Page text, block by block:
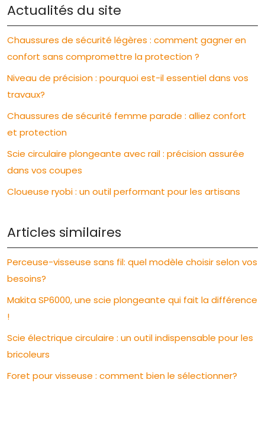
Actualités du site
Chaussures de sécurité légères : comment gagner en
confort sans compromettre la protection ?
Niveau de précision : pourquoi est-il essentiel dans vos
travaux?
Chaussures de sécurité femme parade : alliez confort
et protection
Scie circulaire plongeante avec rail : précision assurée
dans vos coupes
Cloueuse ryobi : un outil performant pour les artisans
Articles similaires
Perceuse-visseuse sans fil: quel modèle choisir selon vos
besoins?
Makita SP6000, une scie plongeante qui fait la différence
!
Scie électrique circulaire : un outil indispensable pour les
bricoleurs
Foret pour visseuse : comment bien le sélectionner?